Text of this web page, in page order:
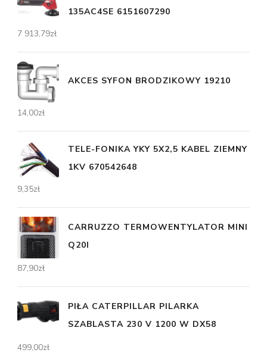
135AC4SE 6151607290
7 913,79zł
AKCES SYFON BRODZIKOWY 19210
14,00zł
TELE-FONIKA YKY 5X2,5 KABEL ZIEMNY
1KV 670542648
9,35zł
CARRUZZO TERMOWENTYLATOR MINI
Q20I
87,90zł
PIŁA CATERPILLAR PILARKA
SZABLASTA 230 V 1200 W DX58
499,00zł